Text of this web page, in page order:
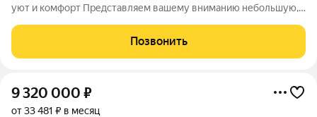
уют и комфорт Представляем вашему вниманию небольшую,
проживания одной-двух персон или небольшой семьи. Здесь
каждый квадратный метр продуман
Позвонить
9 320 000 ₽
от 33 481 ₽ в месяц